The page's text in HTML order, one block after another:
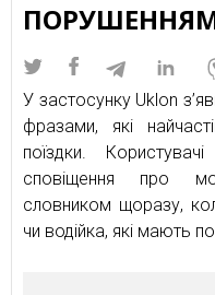
У застосунку Uklon
фразами, які
поїздки.
сповіщення про
словником щоразу,
чи водійка, які мають